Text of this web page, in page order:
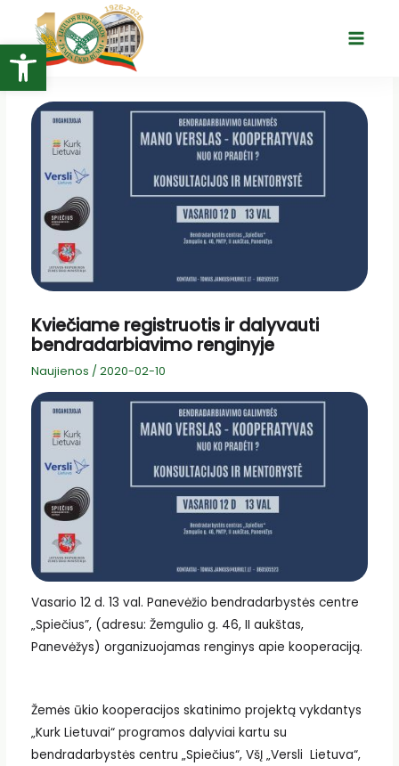
Open toolbar
turinio
Main
Kviečiame registruotis ir dalyvauti
bendradarbiavimo renginyje
Naujienos / 2020-02-10
Vasario 12 d. 13 val. Panevėžio bendradarbystės centre
„Spiečius”, (adresu: Žemgulio g. 46, II aukštas,
Panevėžys) organizuojamas renginys apie kooperaciją.
Žemės ūkio kooperacijos skatinimo projektą vykdantys
„Kurk Lietuvai“ programos dalyviai kartu su
bendradarbystės centru „Spiečius“, VšĮ „Versli Lietuva“,